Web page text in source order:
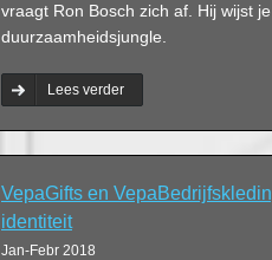
vraagt Ron Bosch zich af. Hij wijst
duurzaamheidsjungle.
Lees verder
VepaGifts en
identiteit
Jan-Febr 2018